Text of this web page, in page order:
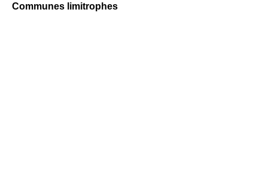
Communes limitrophes